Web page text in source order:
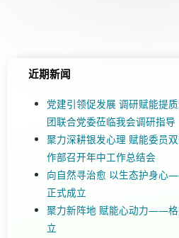
近期新闻
党建引领促发展 调研赋能提
团联合党委莅临我会调研指导
聚力深耕银发心理 赋能委员
作部召开年中工作总结会
向自然寻治愈 以生态护身心
正式成立
聚力新阵地 赋能心动力——格
立